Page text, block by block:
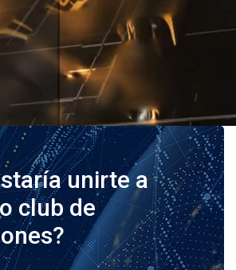
unirte a
club de